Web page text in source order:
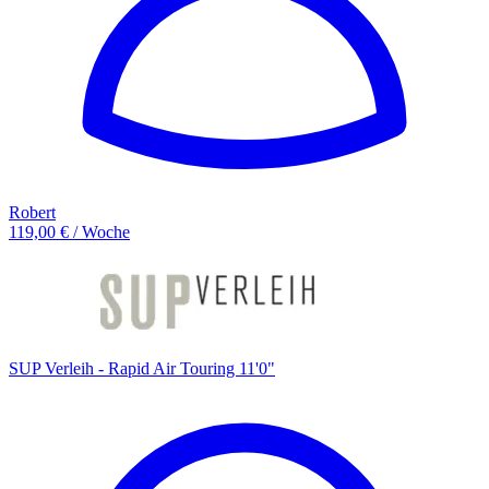
Robert
119,00 € / Woche
SUP Verleih - Rapid Air Touring 11'0"